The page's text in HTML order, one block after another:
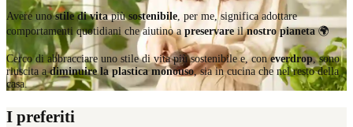
Avere unostile di vitapiùsostenibile, per me, significa adottare
comportamenti quotidiani che aiutino a preservareilnostro pianeta 🌍
Cerco di abbracciare uno stile di vita più sostenibile e, coneverdrop, sono
riuscita adiminuire la plastica monouso, sia in cucina che nel resto della
casa.
I preferiti